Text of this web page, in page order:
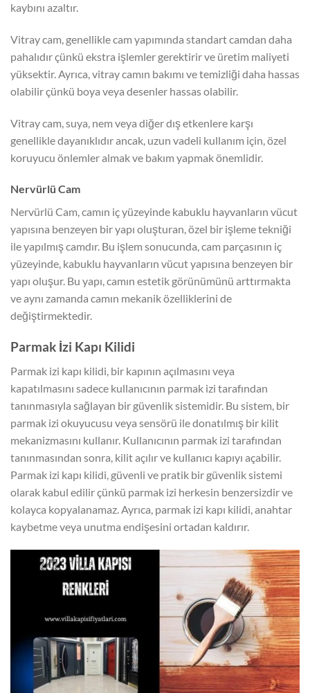
kaybını azaltır.
Vitray cam, genellikle cam yapımında standart camdan daha
pahalıdır çünkü ekstra işlemler gerektirir ve üretim maliyeti
yüksektir. Ayrıca, vitray camın bakımı ve temizliği daha hassas
olabilir çünkü boya veya desenler hassas olabilir.
Vitray cam, suya, nem veya diğer dış etkenlere karşı
genellikle dayanıklıdır ancak, uzun vadeli kullanım için, özel
koruyucu önlemler almak ve bakım yapmak önemlidir.
Nervürlü Cam
Nervürlü Cam, camın iç yüzeyinde kabuklu hayvanların vücut
yapısına benzeyen bir yapı oluşturan, özel bir işleme tekniği
ile yapılmış camdır. Bu işlem sonucunda, cam parçasının iç
yüzeyinde, kabuklu hayvanların vücut yapısına benzeyen bir
yapı oluşur. Bu yapı, camın estetik görünümünü arttırmakta
ve aynı zamanda camın mekanik özelliklerini de
değiştirmektedir.
Parmak İzi Kapı Kilidi
Parmak izi kapı kilidi, bir kapının açılmasını veya
kapatılmasını sadece kullanıcının parmak izi tarafından
tanınmasıyla sağlayan bir güvenlik sistemidir. Bu sistem, bir
parmak izi okuyucusu veya sensörü ile donatılmış bir kilit
mekanizmasını kullanır. Kullanıcının parmak izi tarafından
tanınmasından sonra, kilit açılır ve kullanıcı kapıyı açabilir.
Parmak izi kapı kilidi, güvenli ve pratik bir güvenlik sistemi
olarak kabul edilir çünkü parmak izi herkesin benzersizdir ve
kolayca kopyalanamaz. Ayrıca, parmak izi kapı kilidi, anahtar
kaybetme veya unutma endişesini ortadan kaldırır.